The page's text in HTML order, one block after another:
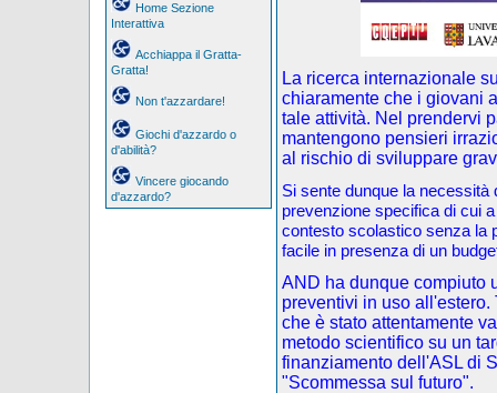
Home Sezione
Interattiva
Acchiappa il Gratta-
Gratta!
Non t'azzardare!
Giochi d'azzardo o
d'abilità?
Vincere giocando
d'azzardo?
La ricerca internazionale
chiaramente che i giovani
tale attività. Nel prendervi
mantengono pensieri
al rischio di sviluppare
Si sente dunque la
prevenzione specifica di cui
contesto scolastico senza la
facile in presenza di un
AND ha dunque compiuto
preventivi in uso
che è stato attentamente
metodo scientifico su un
finanziamento dell'ASL di
"Scommessa sul futuro".